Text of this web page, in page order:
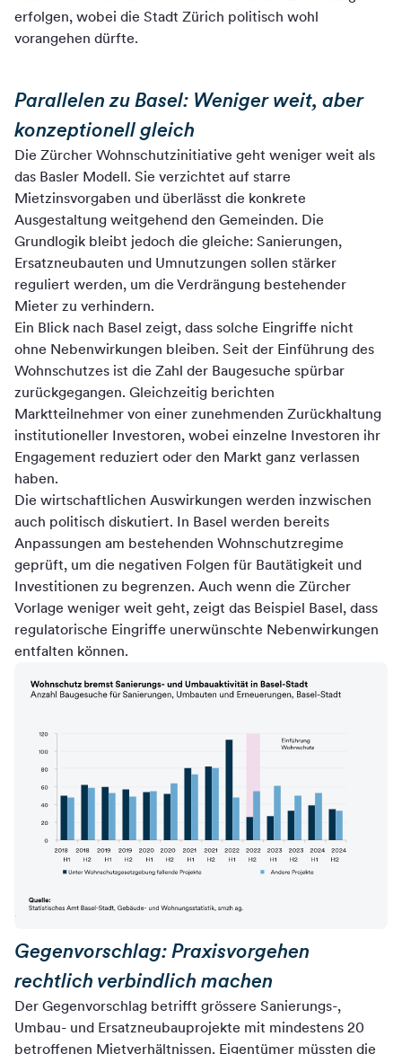
erfolgen, wobei die Stadt Zürich politisch wohl
vorangehen dürfte.
Parallelen zu Basel: Weniger weit, aber
konzeptionell gleich
Die Zürcher Wohnschutzinitiative geht weniger weit als
das Basler Modell. Sie verzichtet auf starre
Mietzinsvorgaben und überlässt die konkrete
Ausgestaltung weitgehend den Gemeinden. Die
Grundlogik bleibt jedoch die gleiche: Sanierungen,
Ersatzneubauten und Umnutzungen sollen stärker
reguliert werden, um die Verdrängung bestehender
Mieter zu verhindern.
Ein Blick nach Basel zeigt, dass solche Eingriffe nicht
ohne Nebenwirkungen bleiben. Seit der Einführung des
Wohnschutzes ist die Zahl der Baugesuche spürbar
zurückgegangen. Gleichzeitig berichten
Marktteilnehmer von einer zunehmenden Zurückhaltung
institutioneller Investoren, wobei einzelne Investoren ihr
Engagement reduziert oder den Markt ganz verlassen
haben.
Die wirtschaftlichen Auswirkungen werden inzwischen
auch politisch diskutiert. In Basel werden bereits
Anpassungen am bestehenden Wohnschutzregime
geprüft, um die negativen Folgen für Bautätigkeit und
Investitionen zu begrenzen. Auch wenn die Zürcher
Vorlage weniger weit geht, zeigt das Beispiel Basel, dass
regulatorische Eingriffe unerwünschte Nebenwirkungen
entfalten können.
Gegenvorschlag: Praxisvorgehen
rechtlich verbindlich machen
Der Gegenvorschlag betrifft grössere Sanierungs-,
Umbau- und Ersatzneubauprojekte mit mindestens 20
betroffenen Mietverhältnissen. Eigentümer müssten die